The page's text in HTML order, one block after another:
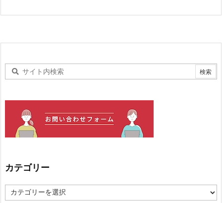
カテゴリー
テ